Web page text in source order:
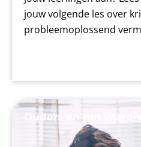
jouw volgende les over
probleemoplossend
Ouders en het